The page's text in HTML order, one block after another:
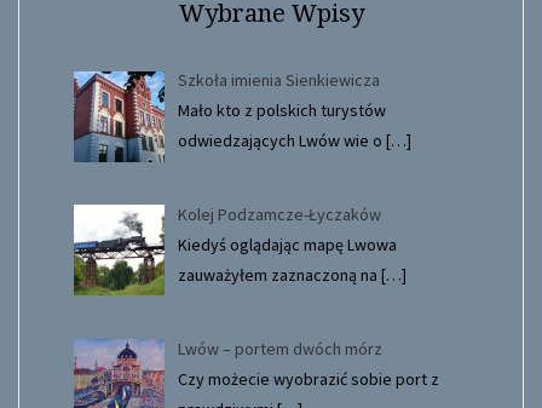
Wybrane Wpisy
Szkoła imienia Sienkiewicza
Mało kto z polskich turystów
odwiedzających Lwów wie o […]
Kolej Podzamcze-Łyczaków
Kiedyś oglądając mapę Lwowa
zauważyłem zaznaczoną na […]
Lwów – portem dwóch mórz
Czy możecie wyobrazić sobie port z